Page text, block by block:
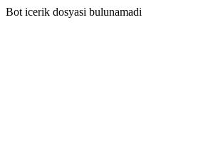
Bot icerik dosyasi bulunamadi